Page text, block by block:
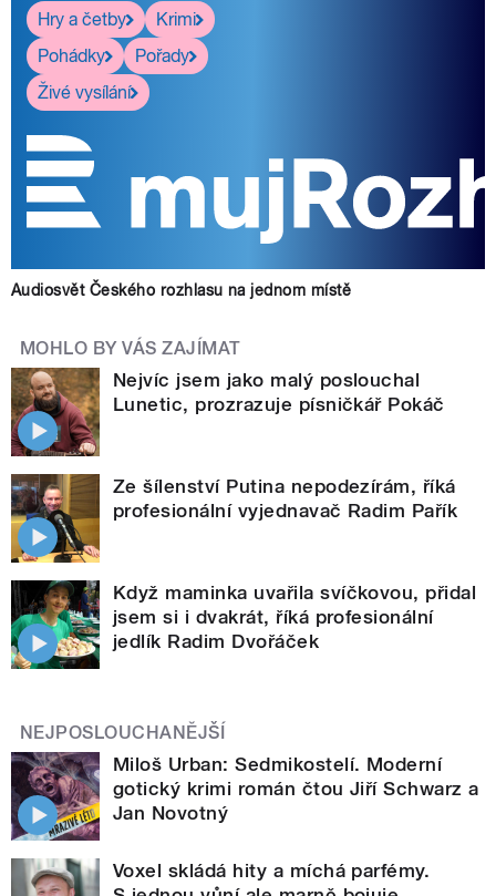
Hry a četby
Krimi
Pohádky
Pořady
Živé vysílání
Audiosvět Českého rozhlasu na jednom místě
MOHLO BY VÁS ZAJÍMAT
Nejvíc jsem jako malý poslouchal
Lunetic, prozrazuje písničkář Pokáč
Ze šílenství Putina nepodezírám, říká
profesionální vyjednavač Radim Pařík
Když maminka uvařila svíčkovou, přidal
jsem si i dvakrát, říká profesionální
jedlík Radim Dvořáček
NEJPOSLOUCHANĚJŠÍ
Miloš Urban: Sedmikostelí. Moderní
gotický krimi román čtou Jiří Schwarz a
Jan Novotný
Voxel skládá hity a míchá parfémy.